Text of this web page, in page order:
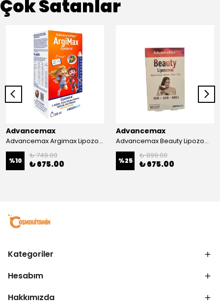
Çok Satanlar
Advancemax
Advancemax Argimax Lipozomal Sıvı 150 ml 8684375607587
%10
₺ 749.00
₺ 675.00
Advancemax
Advancemax Beauty Lipozomal Hyalüronik Asit Keratin Biotin Zn 30 Kapsül 8684375607556
%25
₺ 899.00
₺ 675.00
Kategoriler
Hesabım
Hakkımızda